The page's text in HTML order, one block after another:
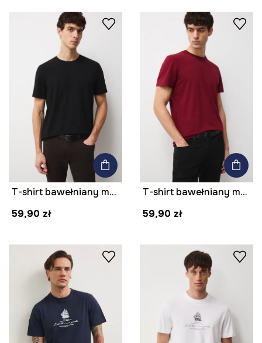
T-shirt bawełniany męski z domieszką elastanu gładki kolor czarny
59,90 zł
T-shirt bawełniany męski z elastanem gładki kolor bordowy
59,90 zł